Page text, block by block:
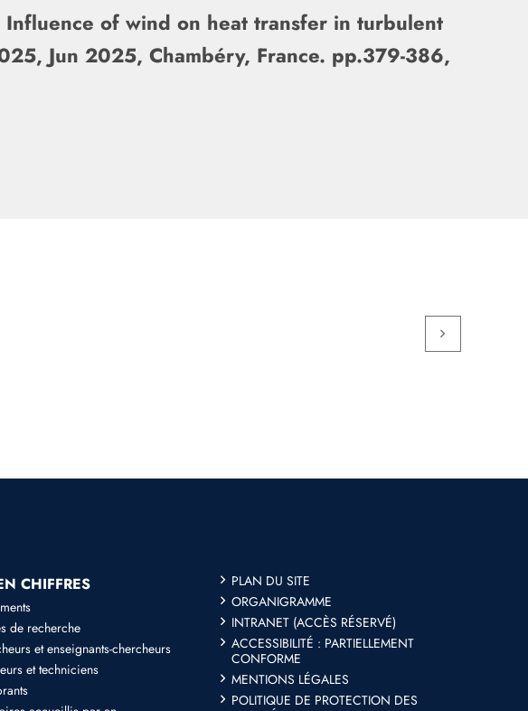
Influence of wind on heat transfer in turbulent
Jun 2025, Chambéry, France. pp.379-386,
CHIFFRES
de recherche
et enseignants-chercheurs
et techniciens
PLAN DU SITE
ORGANIGRAMME
INTRANET (ACCÈS RÉSERVÉ)
ACCESSIBILITÉ : PARTIELLEMENT
CONFORME
MENTIONS LÉGALES
POLITIQUE DE PROTECTION DES